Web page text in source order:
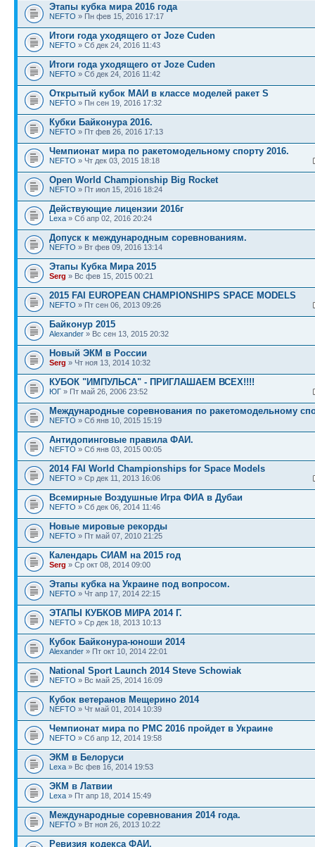
Этапы кубка мира 2016 года
NEFTO » Пн фев 15, 2016 17:17
Итоги года уходящего от Joze Cuden
NEFTO » Сб дек 24, 2016 11:43
Итоги года уходящего от Joze Cuden
NEFTO » Сб дек 24, 2016 11:42
Открытый кубок МАИ в классе моделей ракет S
NEFTO » Пн сен 19, 2016 17:32
Кубки Байконура 2016.
NEFTO » Пт фев 26, 2016 17:13
Чемпионат мира по ракетомодельному спорту 2016.
NEFTO » Чт дек 03, 2015 18:18
Open World Championship Big Rocket
NEFTO » Пт июл 15, 2016 18:24
Действующие лицензии 2016г
Lexa » Сб апр 02, 2016 20:24
Допуск к международным соревнованиям.
NEFTO » Вт фев 09, 2016 13:14
Этапы Кубка Мира 2015
Serg » Вс фев 15, 2015 00:21
2015 FAI EUROPEAN CHAMPIONSHIPS SPACE MODELS
NEFTO » Пт сен 06, 2013 09:26
Байконур 2015
Alexander » Вс сен 13, 2015 20:32
Новый ЭКМ в России
Serg » Чт ноя 13, 2014 10:32
КУБОК "ИМПУЛЬСА" - ПРИГЛАШАЕМ ВСЕХ!!!!
ЮГ » Пт май 26, 2006 23:52
Международные соревнования по ракетомодельному
NEFTO » Сб янв 10, 2015 15:19
Антидопинговые правила ФАИ.
NEFTO » Сб янв 03, 2015 00:05
2014 FAI World Championships for Space Models
NEFTO » Ср дек 11, 2013 16:06
Всемирные Воздушные Игра ФИА в Дубаи
NEFTO » Сб дек 06, 2014 11:46
Новые мировые рекорды
NEFTO » Пт май 07, 2010 21:25
Календарь СИАМ на 2015 год
Serg » Ср окт 08, 2014 09:00
Этапы кубка на Украине под вопросом.
NEFTO » Чт апр 17, 2014 22:15
ЭТАПЫ КУБКОВ МИРА 2014 Г.
NEFTO » Ср дек 18, 2013 10:13
Кубок Байконура-юноши 2014
Alexander » Пт окт 10, 2014 22:01
National Sport Launch 2014 Steve Schowiak
NEFTO » Вс май 25, 2014 16:09
Кубок ветеранов Мещерино 2014
NEFTO » Чт май 01, 2014 10:39
Чемпионат мира по РМС 2016 пройдет в Украине
NEFTO » Сб апр 12, 2014 19:58
ЭКМ в Белоруси
Lexa » Вс фев 16, 2014 19:53
ЭКМ в Латвии
Lexa » Пт апр 18, 2014 15:49
Международные соревнования 2014 года.
NEFTO » Вт ноя 26, 2013 10:22
Ревизия кодекса ФАИ.